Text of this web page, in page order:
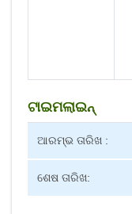
ଟାଇମଲାଇନ୍
ଆରମ୍ଭ ତାରିଖ :
ଶେଷ ତାରିଖ: